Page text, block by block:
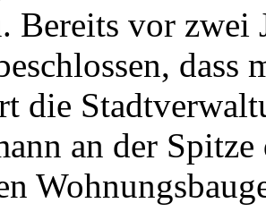
Bereits vor
dass
die
an der